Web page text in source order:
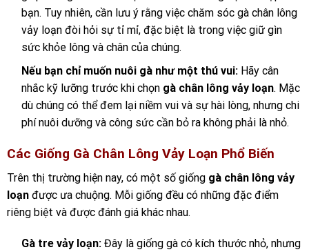
bạn. Tuy nhiên, cần lưu ý rằng việc chăm sóc gà chân lông
vảy loạn đòi hỏi sự tỉ mỉ, đặc biệt là trong việc giữ gìn
sức khỏe lông và chân của chúng.
Nếu bạn chỉ muốn nuôi gà như một thú vui: Hãy cân
nhắc kỹ lưỡng trước khi chọn gà chân lông vảy loạn. Mặc
dù chúng có thể đem lại niềm vui và sự hài lòng, nhưng chi
phí nuôi dưỡng và công sức cần bỏ ra không phải là nhỏ.
Các Giống Gà Chân Lông Vảy Loạn Phổ Biến
Trên thị trường hiện nay, có một số giống gà chân lông vảy
loạn được ưa chuộng. Mỗi giống đều có những đặc điểm
riêng biệt và được đánh giá khác nhau.
Gà tre vảy loạn:Đây là giống gà có kích thước nhỏ, nhưng